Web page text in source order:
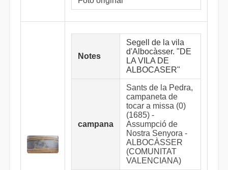
Notes
Segell de la vila
d'Albocàsser. "DE
LA VILA DE
ALBOCASER"
campana
Sants de la Pedra,
campaneta de
tocar a missa (0)
(1685) -
Assumpció de
Nostra Senyora -
ALBOCÀSSER
(COMUNITAT
VALENCIANA)